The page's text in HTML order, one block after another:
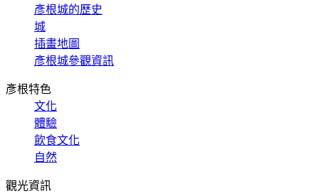
彥根城的歷史
城
插畫地圖
彥根城參觀資訊
彥根特色
文化
體驗
飲食文化
自然
觀光資訊